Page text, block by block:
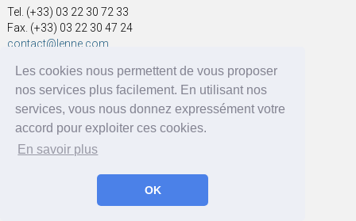
Les cookies nous permettent de vous proposer
nos services plus facilement. En utilisant nos
services, vous nous donnez expressément votre
accord pour exploiter ces cookies.
En savoir plus
OK
Tel. (+33) 03 22 30 72 33
Fax. (+33) 03 22 30 47 24
contact@lenne.com
Adresse
SOCIÉTÉ NOUVELLE A&G LENNE
41, rue Voltaire
80570 Dargnies - France